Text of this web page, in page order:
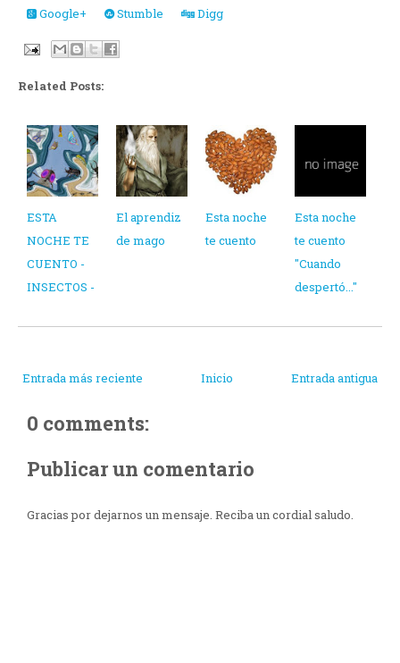
Google+
Stumble Digg
Related Posts:
ESTA
NOCHE TE
CUENTO -
INSECTOS -
El aprendiz
de mago
Esta noche
te cuento
Esta noche
te cuento
"Cuando
despertó..."
Entrada más reciente Entrada antigua
Inicio
0 comments:
Publicar un comentario
Gracias por dejarnos un mensaje. Reciba un cordial saludo.